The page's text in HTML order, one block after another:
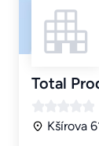
Total
Kšírova